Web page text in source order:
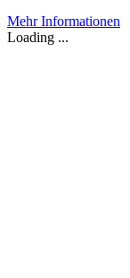
Mehr Informationen
Loading ...